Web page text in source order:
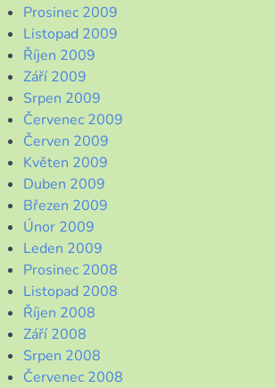
Prosinec 2009
Listopad 2009
Říjen 2009
Září 2009
Srpen 2009
Červenec 2009
Červen 2009
Květen 2009
Duben 2009
Březen 2009
Únor 2009
Leden 2009
Prosinec 2008
Listopad 2008
Říjen 2008
Září 2008
Srpen 2008
Červenec 2008